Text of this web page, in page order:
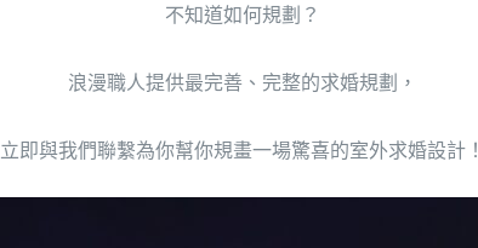
不知道如何規劃？
浪漫職人提供最完善、完整的求婚規劃，
立即與我們聯繫為你幫你規畫一場驚喜的室外求婚設計！